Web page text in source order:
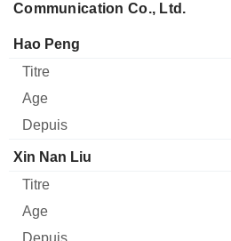
Communication Co., Ltd.
Dirigeant
Hao Peng
Xin Nan Liu